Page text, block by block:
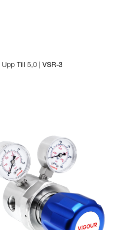
Upp Till 5,0 | VSR-3